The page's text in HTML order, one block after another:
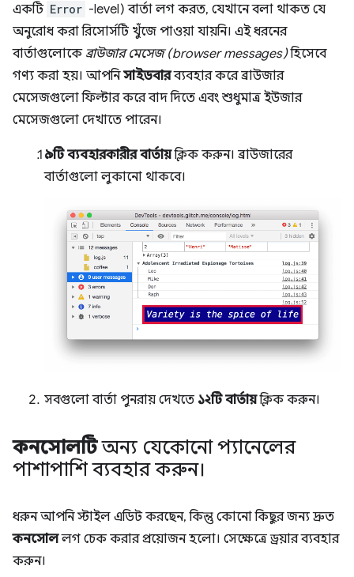
একটি Error -level) বার্তা লগ করত, যেখানে বলা থাকত যে
অনুরোধ করা রিসোর্সটি খুঁজে পাওয়া যায়নি। এই ধরনের
বার্তাগুলোকে ব্রাউজার মেসেজ (browser messages)হিসেবে
গণ্য করা হয়। আপনিসাইডবারব্যবহার করে ব্রাউজার
মেসেজগুলো ফিল্টার করে বাদ দিতে এবং শুধুমাত্র ইউজার
মেসেজগুলো দেখাতে পারেন।
৯টি ব্যবহারকারীর বার্তায়ক্লিক করুন। ব্রাউজারের
বার্তাগুলো লুকানো থাকবে।
সবগুলো বার্তা পুনরায় দেখতে ১২টি বার্তায়ক্লিক করুন।
কনসোলটিঅন্য যেকোনো প্যানেলের
পাশাপাশি ব্যবহার করুন।
ধরুন আপনি স্টাইল এডিট করছেন, কিন্তু কোনো কিছুর জন্য দ্রুত
কনসোললগ চেক করার প্রয়োজন হলো। সেক্ষেত্রে ড্রয়ার ব্যবহার
করুন।